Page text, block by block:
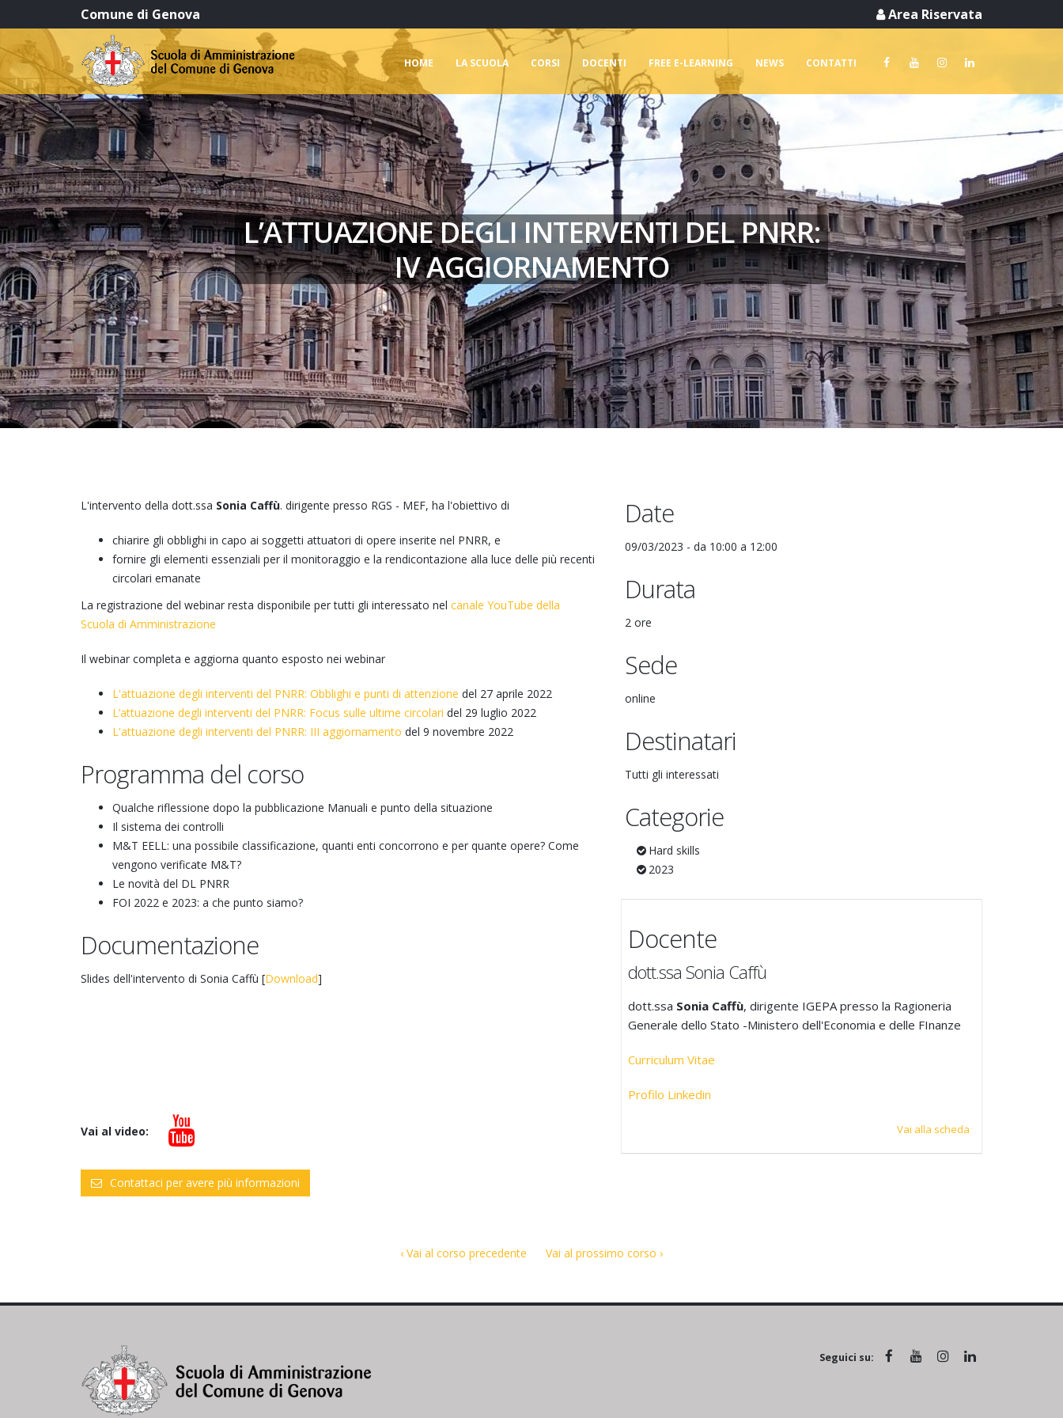
Comune di Genova Area Riservata
HOME LA SCUOLA CORSI DOCENTI FREE E-LEARNING NEWS CONTATTI
L’ATTUAZIONE DEGLI INTERVENTI DEL PNRR:
IV AGGIORNAMENTO
L'intervento della dott.ssa Sonia Caffù. dirigente presso RGS - MEF, ha l'obiettivo di
chiarire gli obblighi in capo ai soggetti attuatori di opere inserite nel PNRR, e
fornire gli elementi essenziali per il monitoraggio e la rendicontazione alla luce delle più recenti
circolari emanate
La registrazione del webinar resta disponibile per tutti gli interessato nel canale YouTube della
Scuola di Amministrazione
Il webinar completa e aggiorna quanto esposto nei webinar
L'attuazione degli interventi del PNRR: Obblighi e punti di attenzione del 27 aprile 2022
L’attuazione degli interventi del PNRR: Focus sulle ultime circolari del 29 luglio 2022
L'attuazione degli interventi del PNRR: III aggiornamento del 9 novembre 2022
Programma del corso
Qualche riflessione dopo la pubblicazione Manuali e punto della situazione
Il sistema dei controlli
M&T EELL: una possibile classificazione, quanti enti concorrono e per quante opere? Come
vengono verificate M&T?
Le novità del DL PNRR
FOI 2022 e 2023: a che punto siamo?
Documentazione
Slides dell'intervento di Sonia Caffù [Download]
Vai al video:
Date
09/03/2023 - da 10:00 a 12:00
Durata
2 ore
Sede
online
Destinatari
Tutti gli interessati
Categorie
Hard skills
2023
Docente
dott.ssa Sonia Caffù
dott.ssa Sonia Caffù, dirigente IGEPA presso la Ragioneria
Generale dello Stato -Ministero dell'Economia e delle FInanze
Curriculum Vitae
Profilo Linkedin
Vai alla scheda
Contattaci per avere più informazioni
‹ Vai al corso precedente Vai al prossimo corso ›
Seguici su: